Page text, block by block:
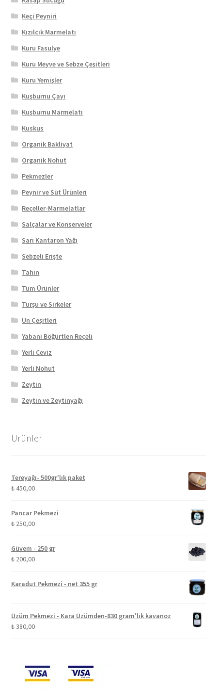
Keçi Peyniri
Kızılcık Marmelatı
Kuru Fasulye
Kuru Meyve ve Sebze Çeşitleri
Kuru Yemişler
Kuşburnu Çayı
Kuşburnu Marmelatı
Kuskus
Organik Bakliyat
Organik Nohut
Pekmezler
Peynir ve Süt Ürünleri
Reçeller-Marmelatlar
Salçalar ve Konserveler
Sarı Kantaron Yağı
Sebzeli Erişte
Tahin
Tüm Ürünler
Turşu ve Sirkeler
Un Çeşitleri
Yabani Böğürtlen Reçeli
Yerli Ceviz
Yerli Nohut
Zeytin
Zeytin ve Zeytinyağı
Ürünler
Tereyağı- 500gr'lık paket
₺450,00
Pancar Pekmezi
₺250,00
Güvem - 250 gr
₺200,00
Karadut Pekmezi - net 355 gr
Üzüm Pekmezi - Kara Üzümden-830 gram'lık kavanoz
₺380,00